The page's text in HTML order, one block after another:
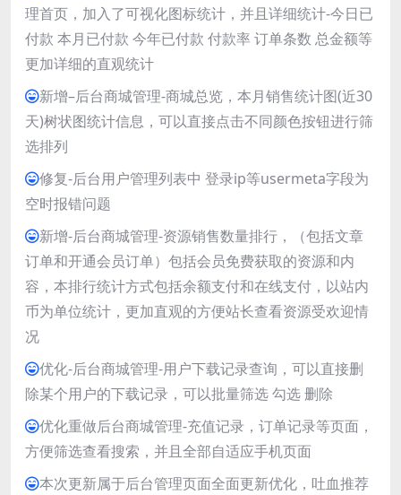
理首页，加入了可视化图标统计，并且详细统计-今日已
付款 本月已付款 今年已付款 付款率 订单条数 总金额等
更加详细的直观统计
新增–后台商城管理-商城总览，本月销售统计图(近30
天)树状图统计信息，可以直接点击不同颜色按钮进行筛
选排列
修复-后台用户管理列表中 登录ip等usermeta字段为
空时报错问题
新增-后台商城管理-资源销售数量排行，（包括文章
订单和开通会员订单）包括会员免费获取的资源和内
容，本排行统计方式包括余额支付和在线支付，以站内
币为单位统计，更加直观的方便站长查看资源受欢迎情
况
优化-后台商城管理-用户下载记录查询，可以直接删
除某个用户的下载记录，可以批量筛选 勾选 删除
优化重做后台商城管理-充值记录，订单记录等页面，
方便筛选查看搜索，并且全部自适应手机页面
本次更新属于后台管理页面全面更新优化，吐血推荐